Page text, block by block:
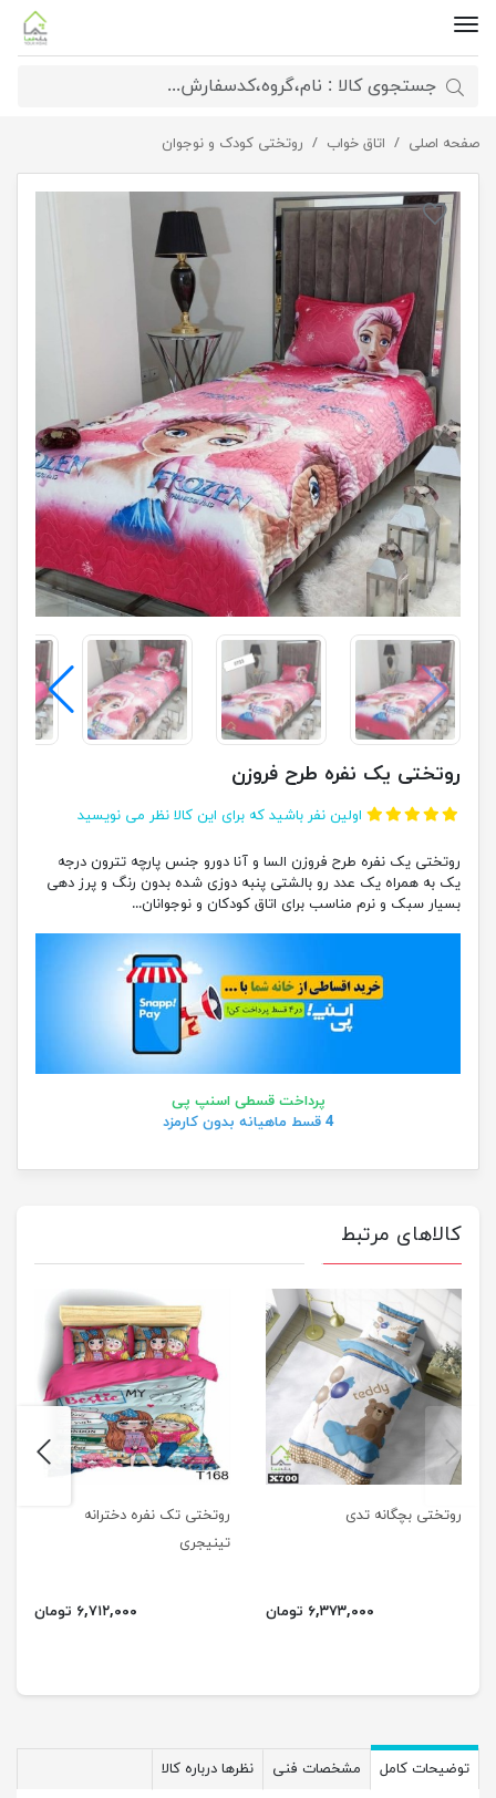
صفحه اصلی اتاق خواب روتختی کودک و نوجوانروتختی یک نفره طرح فروزن
روتختی یک نفره طرح فروزن
اولین نفر باشید که برای این کالا نظر می نویسید
روتختی یک نفره طرح فروزن السا و آنا دورو جنس پارچه تترون درجه
یک به همراه یک عدد رو بالشتی پنبه دوزی شده بدون رنگ و پرز دهی
بسیار سبک و نرم مناسب برای اتاق کودکان و نوجوانان...
پرداخت قسطی اسنپ پی
4 قسط ماهیانه بدون کارمزد
کالاهای مرتبط
روتختی بچگانه تدی
۶,۳۷۳,۰۰۰ تومان
روتختی تک نفره دخترانه
تینیجری
۶,۷۱۲,۰۰۰ تومان
previus
توضیحات کامل مشخصات فنی نظرها درباره کالا